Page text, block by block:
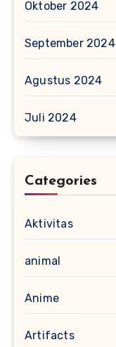
Oktober 2024
September 2024
Agustus 2024
Juli 2024
Categories
Aktivitas
animal
Anime
Artifacts